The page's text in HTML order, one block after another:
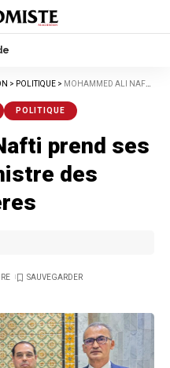
> POLITIQUE > MOHAMMED ALI NAFTI PREND SES FONCTIONS DE MINISTRE DES AFFAIRES ÉTRANGÈRES
POLITIQUE
prend ses
des